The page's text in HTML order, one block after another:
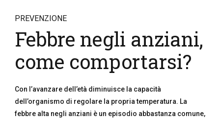
PREVENZIONE
Febbre negli anziani,
come comportarsi?
Con l’avanzare dell’età diminuisce la capacità
dell’organismo di regolare la propria temperatura. La
febbre alta negli anziani è un episodio abbastanza comune,